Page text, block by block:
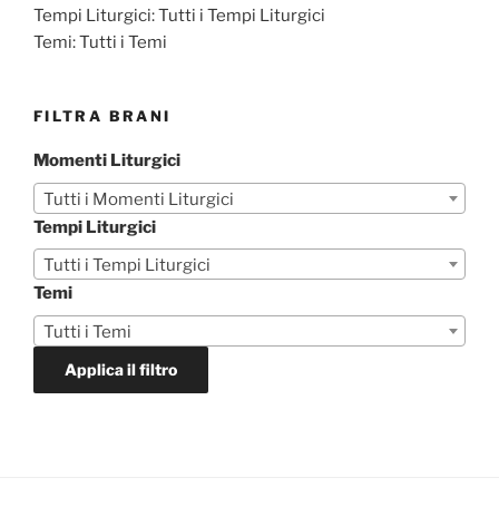
Tempi Liturgici:Tutti i Tempi Liturgici
Temi:Tutti i Temi
FILTRA BRANI
Momenti Liturgici
Tutti i Momenti Liturgici
Tempi Liturgici
Tutti i Tempi Liturgici
Temi
Tutti i Temi
Applica il filtro